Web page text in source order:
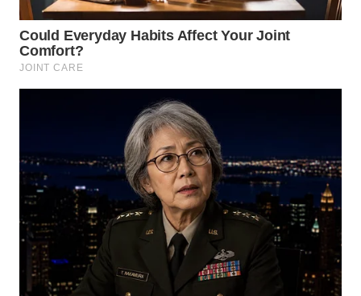
WN
KUNINGAN
WN
WN
SUKABUMI
PURWAKARTA